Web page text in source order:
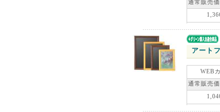
通常販売
アート
WEB
通常販売